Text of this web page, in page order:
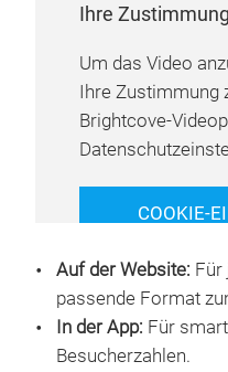
Ihre
Um das Video
Ihre Zustimmung
Brightcove-
COOKIE-
Auf der Website: Für
passende Format
In der App: Für
Besucherzahlen.